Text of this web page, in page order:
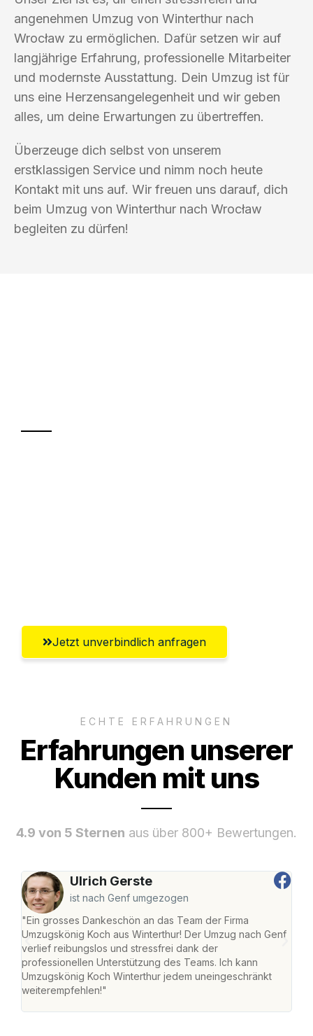
angenehmen Umzug von Winterthur nach
Wrocław zu ermöglichen. Dafür setzen wir auf
langjährige Erfahrung, professionelle Mitarbeiter
und modernste Ausstattung. Dein Umzug ist für
uns eine Herzensangelegenheit und wir geben
alles, um deine Erwartungen zu übertreffen.
Überzeuge dich selbst von unserem
erstklassigen Service und nimm noch heute
Kontakt mit uns auf. Wir freuen uns darauf, dich
beim Umzug von Winterthur nach Wrocław
begleiten zu dürfen!
Jetzt unverbindlich anfragen
ECHTE ERFAHRUNGEN
Erfahrungen unserer
Kunden mit uns
4.9 von 5 Sternen aus über 800+ Bewertungen.
Ulrich Gerste
ist nach Genf umgezogen
"Ein grosses Dankeschön an das Team der Firma
Umzugskönig Koch aus Winterthur! Der Umzug nach Genf
verlief reibungslos und stressfrei dank der
professionellen Unterstützung des Teams. Ich kann
Umzugskönig Koch Winterthur jedem uneingeschränkt
weiterempfehlen!"